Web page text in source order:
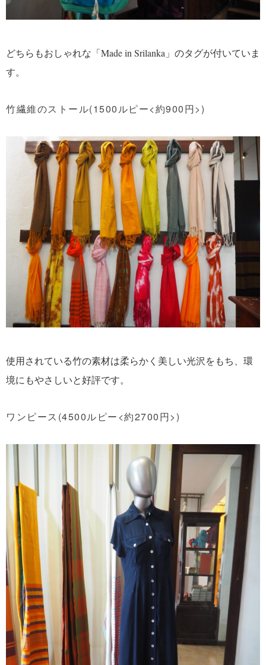
どちらもおしゃれな「Made in Srilanka」のタグが付いていま
す。
竹繊維のストール(1500ルピー<約900円>)
使用されている竹の素材は柔らかく美しい光沢をもち、環
境にもやさしいと好評です。
ワンピース(4500ルピー<約2700円>)